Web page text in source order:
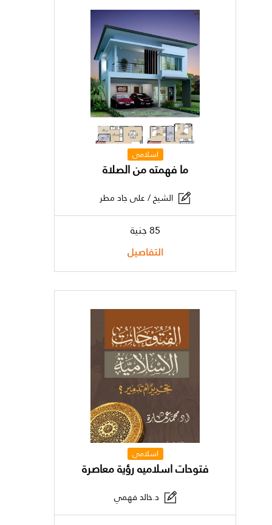
اسلامى
ما فهمته من الصلاة
الشيخ / على جاد مطر
85 جنية
التفاصيل
اسلامى
فتوحات اسلاميه رؤية معاصرة
د.خالد فهمي